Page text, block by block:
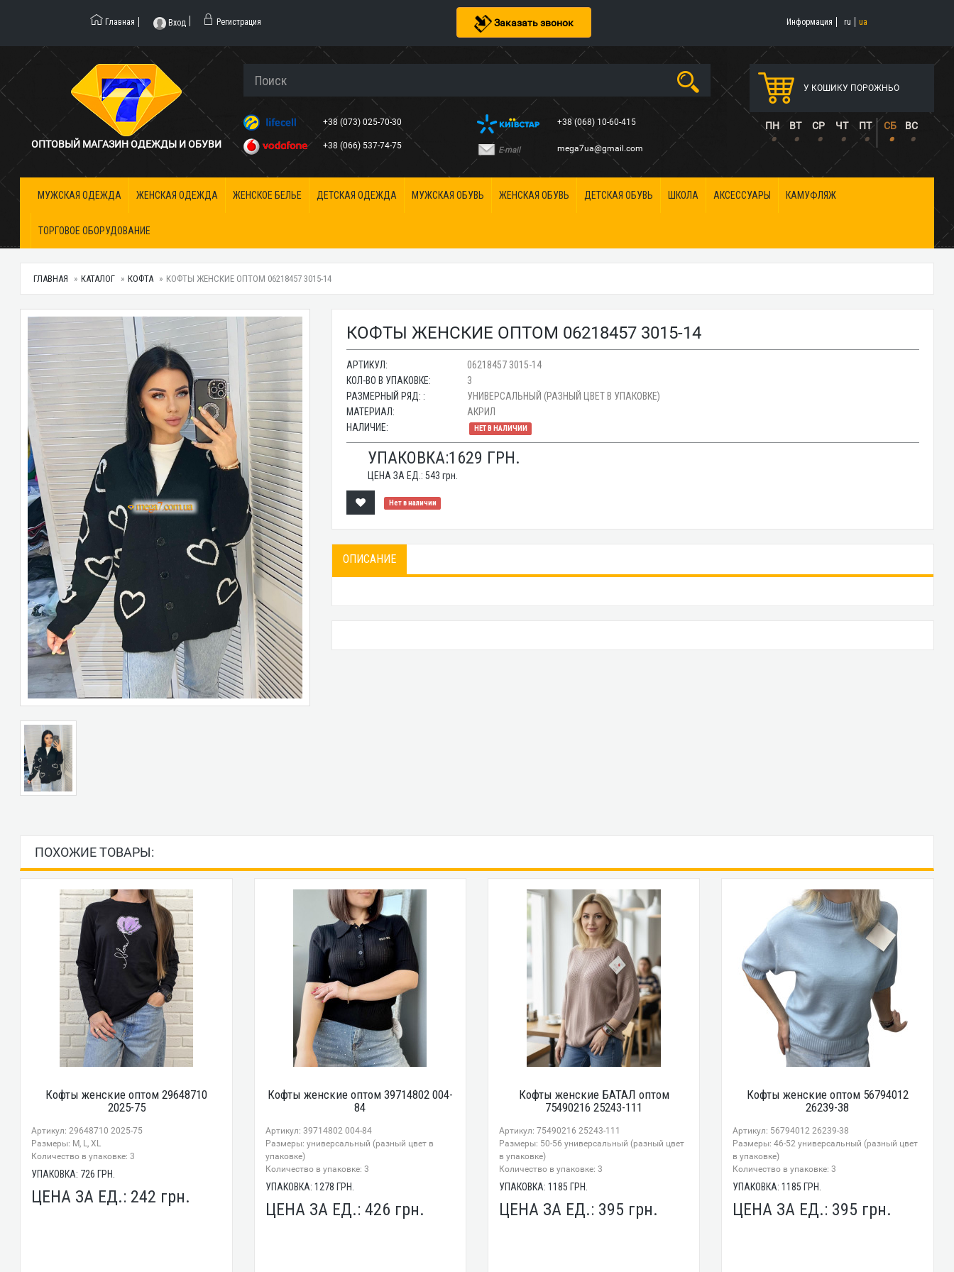
Заказать звонок
Главная Вход Регистрация Информация ru ua
ОПТОВЫЙ МАГАЗИН ОДЕЖДЫ И ОБУВИ
+38 (073) 025-70-30
+38 (066) 537-74-75
+38 (068) 10-60-415
E-mail mega7ua@gmail.com
У КОШИКУ ПОРОЖНЬО
ПН ВТ СР ЧТ ПТ СБ ВС
• • • • • • •
МУЖСКАЯ ОДЕЖДА ЖЕНСКАЯ ОДЕЖДА ЖЕНСКОЕ БЕЛЬЕ ДЕТСКАЯ ОДЕЖДА МУЖСКАЯ ОБУВЬ ЖЕНСКАЯ ОБУВЬ ДЕТСКАЯ ОБУВЬ ШКОЛА АКСЕССУАРЫ КАМУФЛЯЖ
ТОРГОВОЕ ОБОРУДОВАНИЕ
ГЛАВНАЯ КАТАЛОГ КОФТА КОФТЫ ЖЕНСКИЕ ОПТОМ 06218457 3015-14
КОФТЫ ЖЕНСКИЕ ОПТОМ 06218457 3015-14
АРТИКУЛ:
06218457 3015-14
КОЛ-ВО В УПАКОВКЕ:
3
РАЗМЕРНЫЙ РЯД: :
УНИВЕРСАЛЬНЫЙ (РАЗНЫЙ ЦВЕТ В УПАКОВКЕ)
МАТЕРИАЛ:
АКРИЛ
НАЛИЧИЕ:
НЕТ В НАЛИЧИИ
УПАКОВКА:1629 ГРН.
ЦЕНА ЗА ЕД.:543 грн.
Нет в наличии
ОПИСАНИЕ
ПОХОЖИЕ ТОВАРЫ:
Кофты женские оптом 29648710
2025-75
Артикул: 29648710 2025-75
Размеры: М, L, XL
Количество в упаковке: 3
УПАКОВКА: 726 ГРН.
ЦЕНА ЗА ЕД.: 242 грн.
Кофты женские оптом 39714802 004-
84
Артикул: 39714802 004-84
Размеры: универсальный (разный цвет в
упаковке)
Количество в упаковке: 3
УПАКОВКА: 1278 ГРН.
ЦЕНА ЗА ЕД.: 426 грн.
Кофты женские БАТАЛ оптом
75490216 25243-111
Артикул: 75490216 25243-111
Размеры: 50-56 универсальный (разный цвет
в упаковке)
Количество в упаковке: 3
УПАКОВКА: 1185 ГРН.
ЦЕНА ЗА ЕД.: 395 грн.
Кофты женские оптом 56794012
26239-38
Артикул: 56794012 26239-38
Размеры: 46-52 универсальный (разный цвет
в упаковке)
Количество в упаковке: 3
УПАКОВКА:1185 ГРН.
ЦЕНА ЗА ЕД.: 395 грн.